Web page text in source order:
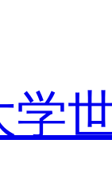
学